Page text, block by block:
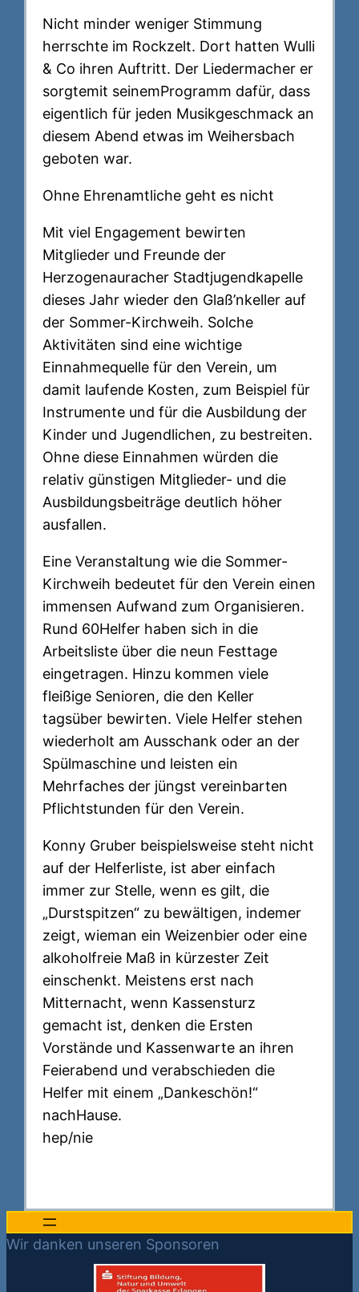
Nicht minder weniger Stimmung
herrschte im Rockzelt. Dort hatten Wulli
& Co ihren Auftritt. Der Liedermacher er
sorgtemit seinemProgramm dafür, dass
eigentlich für jeden Musikgeschmack an
diesem Abend etwas im Weihersbach
geboten war.
Ohne Ehrenamtliche geht es nicht
Mit viel Engagement bewirten
Mitglieder und Freunde der
Herzogenauracher Stadtjugendkapelle
dieses Jahr wieder den Glaß’nkeller auf
der Sommer-Kirchweih. Solche
Aktivitäten sind eine wichtige
Einnahmequelle für den Verein, um
damit laufende Kosten, zum Beispiel für
Instrumente und für die Ausbildung der
Kinder und Jugendlichen, zu bestreiten.
Ohne diese Einnahmen würden die
relativ günstigen Mitglieder- und die
Ausbildungsbeiträge deutlich höher
ausfallen.
Eine Veranstaltung wie die Sommer-
Kirchweih bedeutet für den Verein einen
immensen Aufwand zum Organisieren.
Rund 60Helfer haben sich in die
Arbeitsliste über die neun Festtage
eingetragen. Hinzu kommen viele
fleißige Senioren, die den Keller
tagsüber bewirten. Viele Helfer stehen
wiederholt am Ausschank oder an der
Spülmaschine und leisten ein
Mehrfaches der jüngst vereinbarten
Pflichtstunden für den Verein.
Konny Gruber beispielsweise steht nicht
auf der Helferliste, ist aber einfach
immer zur Stelle, wenn es gilt, die
„Durstspitzen“ zu bewältigen, indemer
zeigt, wieman ein Weizenbier oder eine
alkoholfreie Maß in kürzester Zeit
einschenkt. Meistens erst nach
Mitternacht, wenn Kassensturz
gemacht ist, denken die Ersten
Vorstände und Kassenwarte an ihren
Feierabend und verabschieden die
Helfer mit einem „Dankeschön!“
nachHause.
hep/nie
Wir danken unseren Sponsoren